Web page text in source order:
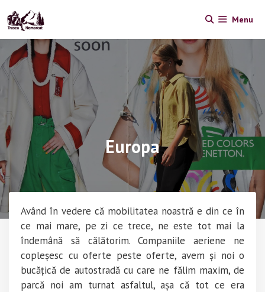
to
content
Menu
Europa
Având în vedere că mobilitatea noastră e din ce în
ce mai mare, pe zi ce trece, ne este tot mai la
îndemână să călătorim. Companiile aeriene ne
copleșesc cu oferte peste oferte, avem și noi o
bucățică de autostradă cu care ne fălim maxim, de
parcă noi am turnat asfaltul, așa că tot ce era